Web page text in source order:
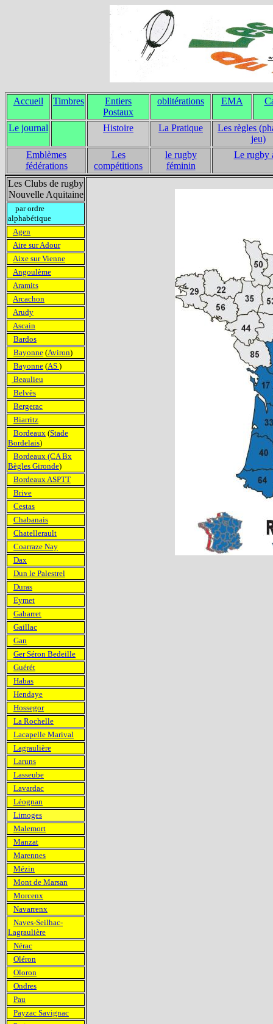
Accueil Timbres
Entiers
Postaux
oblitérations EMA
Le journal Histoire La Pratique
Les règles
jeu)
Emblèmes
fédérations
Les
compétitions
le rugby
féminin
Le rugby
Les Clubs de rugby
Nouvelle Aquitaine
par ordre
alphabétique
Agen
Aire sur Adour
Aixe sur Vienne
Angoulème
Aramits
Arcachon
Arudy
Ascain
Bardos
Bayonne (Aviron)
Bayonne (AS )
Beaulieu
Belvès
Bergerac
Biarritz
Bordeaux (Stade
Bordelais)
Bordeaux (CA Bx
Bègles Gironde)
Bordeaux ASPTT
Brive
Cestas
Chabanais
Chatellerault
Coarraze Nay
Dax
Dun le Palestrel
Duras
Eymet
Gabarret
Gaillac
Gan
Ger Séron Bedeille
Guérét
Habas
Hendaye
Hossegor
La Rochelle
Lacapelle Marival
Lagraulière
Laruns
Lasseube
Lavardac
Léognan
Limoges
Malemort
Manzat
Marennes
Mézin
Mont de Marsan
Morcenx
Navarrenx
Naves-Seilhac-
Lagraulière
Nérac
Oléron
Oloron
Ondres
Pau
Payzac Savignac